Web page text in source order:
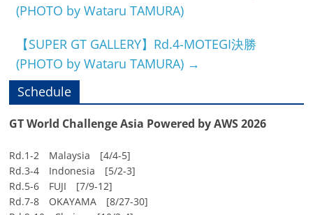
(PHOTO by Wataru TAMURA)
【SUPER GT GALLERY】Rd.4-MOTEGI決勝
(PHOTO by Wataru TAMURA) →
Schedule
GT World Challenge Asia Powered by AWS 2026
Rd.1-2 Malaysia [4/4-5]
Rd.3-4 Indonesia [5/2-3]
Rd.5-6 FUJI [7/9-12]
Rd.7-8 OKAYAMA [8/27-30]